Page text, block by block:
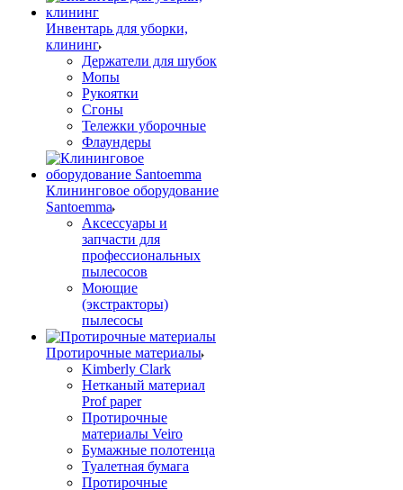
Инвентарь для уборки,
клининг
Держатели для шубок
Мопы
Рукоятки
Сгоны
Тележки уборочные
Флаундеры
Клининговое оборудование
Santoemma
Аксессуары и
запчасти для
профессиональных
пылесосов
Моющие
(экстракторы)
пылесосы
Протирочные материалы
Kimberly Clark
Нетканый материал
Prof paper
Протирочные
материалы Veiro
Бумажные полотенца
Туалетная бумага
Протирочные